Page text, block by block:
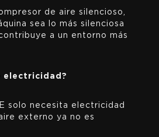
de aire silencioso,
sea lo más silenciosa
a un entorno más
electricidad?
solo necesita electricidad
externo ya no es